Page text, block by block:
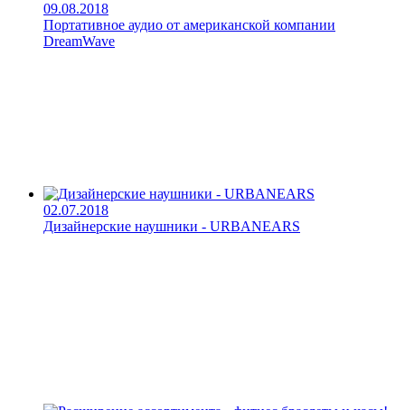
09.08.2018
Портативное аудио от американской компании
DreamWave
02.07.2018
Дизайнерские наушники - URBANEARS